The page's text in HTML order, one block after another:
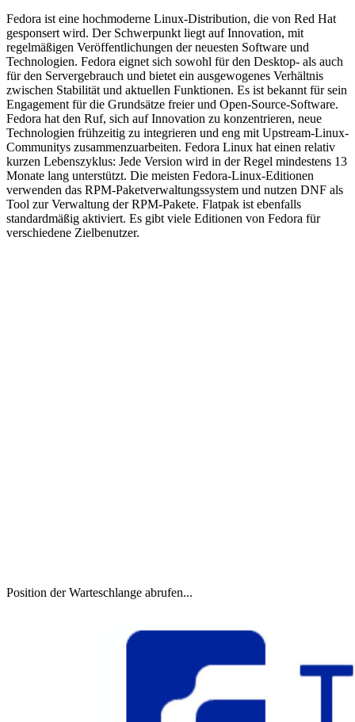
Fedora ist eine hochmoderne Linux-Distribution, die von Red Hat
gesponsert wird. Der Schwerpunkt liegt auf Innovation, mit
regelmäßigen Veröffentlichungen der neuesten Software und
Technologien. Fedora eignet sich sowohl für den Desktop- als auch
für den Servergebrauch und bietet ein ausgewogenes Verhältnis
zwischen Stabilität und aktuellen Funktionen. Es ist bekannt für sein
Engagement für die Grundsätze freier und Open-Source-Software.
Fedora hat den Ruf, sich auf Innovation zu konzentrieren, neue
Technologien frühzeitig zu integrieren und eng mit Upstream-Linux-
Communitys zusammenzuarbeiten. Fedora Linux hat einen relativ
kurzen Lebenszyklus: Jede Version wird in der Regel mindestens 13
Monate lang unterstützt. Die meisten Fedora-Linux-Editionen
verwenden das RPM-Paketverwaltungssystem und nutzen DNF als
Tool zur Verwaltung der RPM-Pakete. Flatpak ist ebenfalls
standardmäßig aktiviert. Es gibt viele Editionen von Fedora für
verschiedene Zielbenutzer.
Position der Warteschlange abrufen...